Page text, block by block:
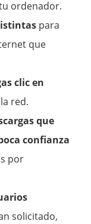
ordenador.
para
que
clicen
red.
que
confianza
por
solicitado,